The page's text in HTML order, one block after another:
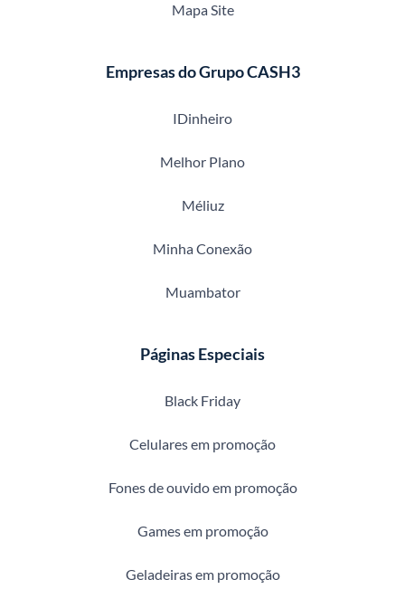
Mapa Site
Empresas do Grupo CASH3
IDinheiro
Melhor Plano
Méliuz
Minha Conexão
Muambator
Páginas Especiais
Black Friday
Celulares em promoção
Fones de ouvido em promoção
Games em promoção
Geladeiras em promoção